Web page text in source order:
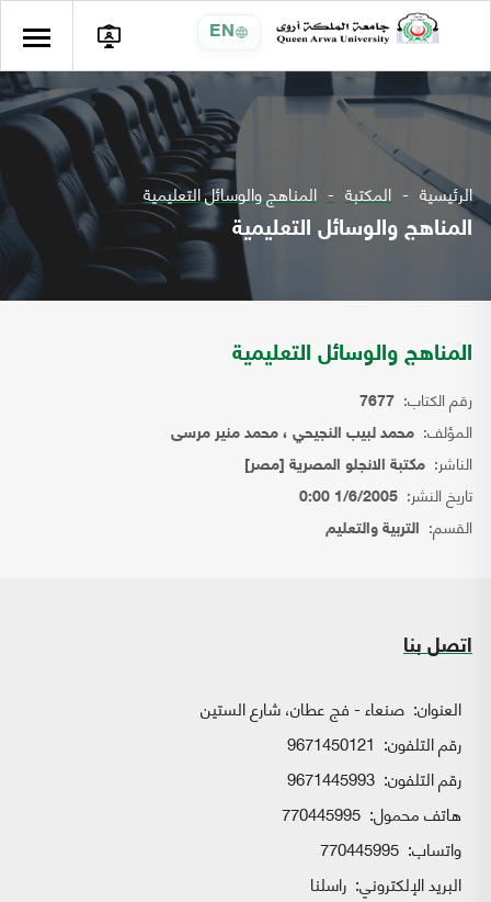
EN
الرئيسية المكتبة المناهج والوسائل التعليمية
المناهج والوسائل التعليمية
المناهج والوسائل التعليمية
رقم الكتاب: 7677
المؤلف: محمد لبيب النجيحي ، محمد منير مرسى
الناشر: مكتبة الانجلو المصرية [مصر]
تاريخ النشر: 1/6/2005 0:00
القسم: التربية والتعليم
اتصل بنا
العنوان: صنعاء - فج عطان، شارع الستين
رقم التلفون: 9671450121
رقم التلفون: 9671445993
هاتف محمول: 770445995
واتساب:
البريد الإلكتروني: راسلنا